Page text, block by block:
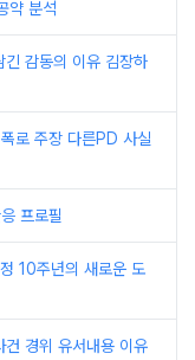
약 분석
긴 감동의 이유 김장하
로 주장 다른PD 사실
프로필
10주년의 새로운 도
경위 유서내용 이유